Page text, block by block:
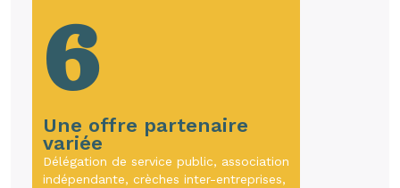
6
Une offre partenaire
variée
Délégation de service public, association
indépendante, crèches inter-entreprises,